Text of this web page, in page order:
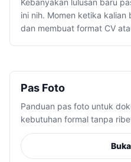
Kebanyakan lulusan baru
ini nih. Momen ketika
dan membuat format CV
Pas Foto
Panduan pas foto untuk
kebutuhan formal tanpa